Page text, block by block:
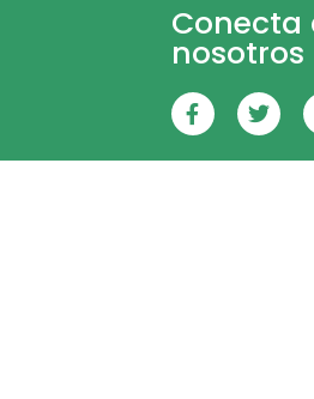
Conecta
nosotros